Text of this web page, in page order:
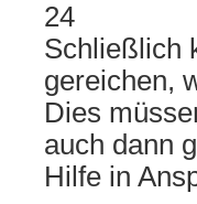
24
Schließlich
gereichen,
Dies
auch dann
Hilfe in